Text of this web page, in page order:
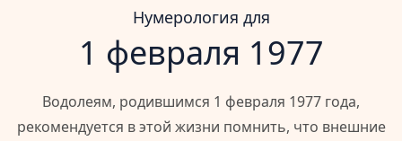
Нумерология для
1 февраля 1977
Водолеям, родившимся 1 февраля 1977 года,
рекомендуется в этой жизни помнить, что внешние